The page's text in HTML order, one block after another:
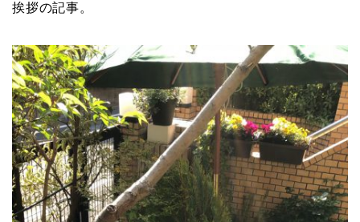
挨拶の記事。